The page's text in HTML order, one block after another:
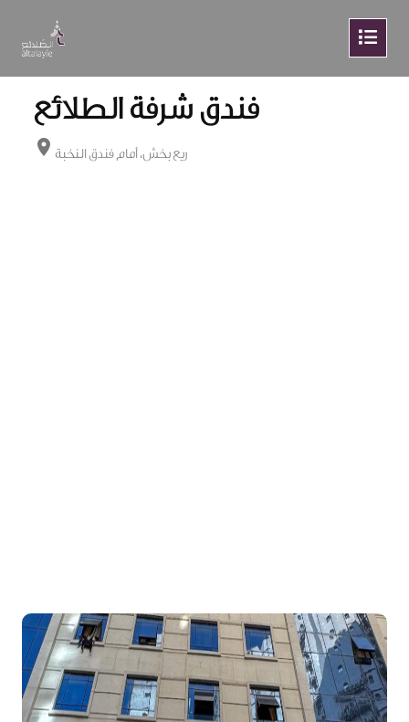
فندق شرفة الطلائع
location_on ريع بخش، أمام فندق النخبة